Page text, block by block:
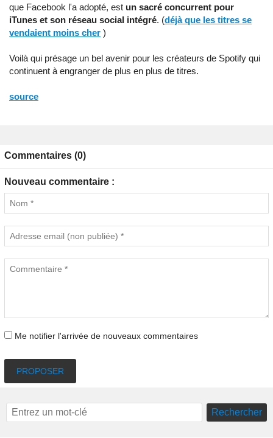
que Facebook l'a adopté, est un sacré concurrent pour
iTunes et son réseau social intégré. (déjà que les titres se
vendaient moins cher )
Voilà qui présage un bel avenir pour les créateurs de Spotify qui
continuent à engranger de plus en plus de titres.
source
Commentaires (0)
Nouveau commentaire :
Me notifier l'arrivée de nouveaux commentaires
PROPOSER
Rechercher